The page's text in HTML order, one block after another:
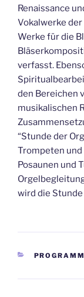
Renaissance
Vokalwerke
Werke für die
verfasst.
den Bereichen
musikalischen
“Stunde der
Trompeten und
Posaunen und
wird die